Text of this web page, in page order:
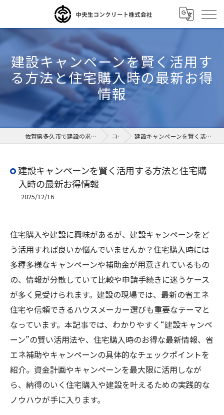
建設キャンペーンを賢く活用す
る方法と住宅購入時の最新お得
情報
佐賀県多久市で建設の求人なら中央生コンクリート株式会社 コラム 建設キャンペーンを賢く活用する方法と住宅購入時の最新お得情報
建設キャンペーンを賢く活用する方法と住宅購
入時の最新お得情報
2025/12/16
住宅購入や建設に興味があるが、建設キャンペーンをど
う活用すれば良いか悩んでいませんか？住宅購入時には
多種多様なキャンペーンや補助金が用意されているもの
の、情報が分散していて比較や申請手続きに迷うケース
が多く見受けられます。建設の現場では、最新の省エネ
住宅や信頼できるハウスメーカー選びも重要なテーマと
なっています。本記事では、わかりやすく“建設キャンペ
ーン”の賢い活用法や、住宅購入時のお得な最新情報、省
エネ補助やキャンペーンの具体的なチェックポイントを
紹介。資金計画やキャンペーンを最大限に活用しなが
ら、納得のいく住宅購入や建設を叶えるための実践的な
ノウハウが手に入ります。